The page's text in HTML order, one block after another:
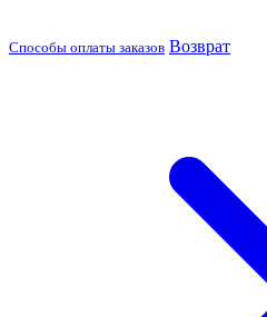
Способы оплаты заказов Возврат